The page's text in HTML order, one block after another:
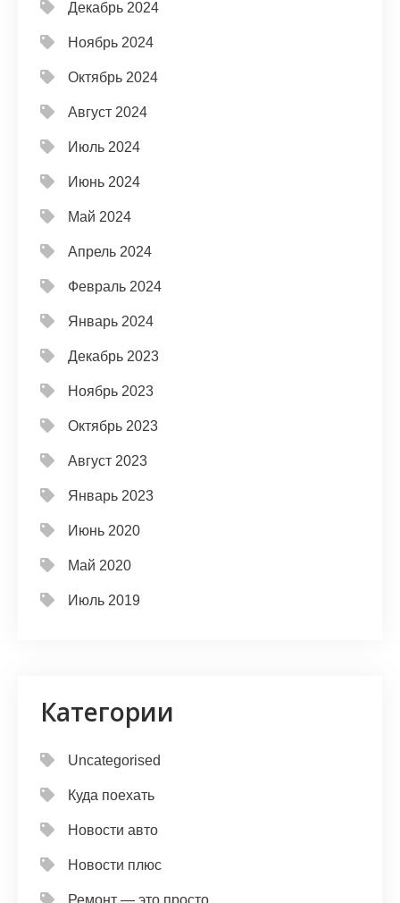
Декабрь 2024
Ноябрь 2024
Октябрь 2024
Август 2024
Июль 2024
Июнь 2024
Май 2024
Апрель 2024
Февраль 2024
Январь 2024
Декабрь 2023
Ноябрь 2023
Октябрь 2023
Август 2023
Январь 2023
Июнь 2020
Май 2020
Июль 2019
Категории
Uncategorised
Куда поехать
Новости авто
Новости плюс
Ремонт — это просто